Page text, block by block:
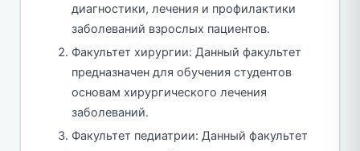
диагностики, лечения и профилактики
заболеваний взрослых пациентов.
Факультет хирургии: Данный факультет
предназначен для обучения студентов
основам хирургического лечения
заболеваний.
Факультет педиатрии: Данный факультет